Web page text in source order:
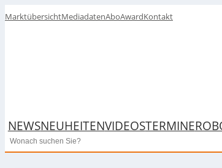
MarktübersichtMediadatenAboAwardKontakt
NEWSNEUHEITENVIDEOSTERMINE
Search